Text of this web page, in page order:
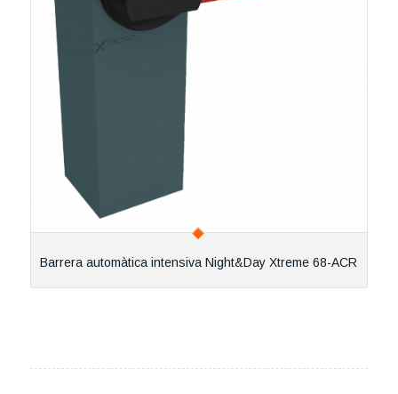
Barrera automàtica intensiva Night&Day Xtreme 68-ACR